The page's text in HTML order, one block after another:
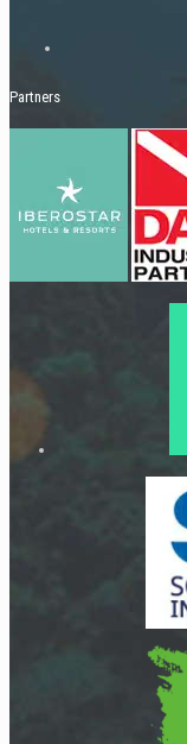
Partners